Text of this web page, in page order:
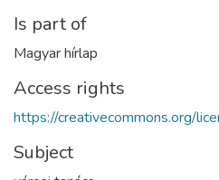
Is part of
Magyar hírlap
Access rights
https://creativecommons.org/
Subject